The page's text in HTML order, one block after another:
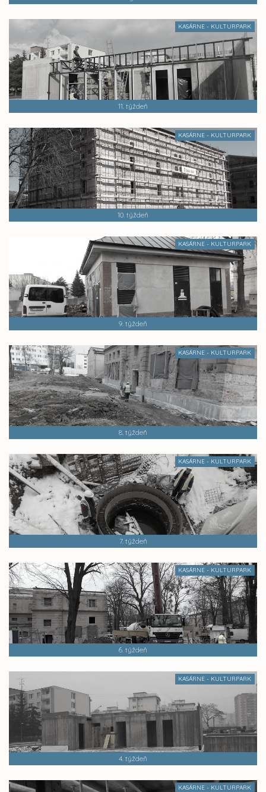
KASÁRNE - KULTURPARK
11. týždeň
KASÁRNE - KULTURPARK
10. týždeň
KASÁRNE - KULTURPARK
9. týždeň
KASÁRNE - KULTURPARK
8. týždeň
KASÁRNE - KULTURPARK
7. týždeň
KASÁRNE - KULTURPARK
6. týždeň
KASÁRNE - KULTURPARK
4. týždeň
KASÁRNE - KULTURPARK